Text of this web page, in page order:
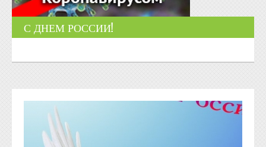
С ДНЕМ РОССИИ!